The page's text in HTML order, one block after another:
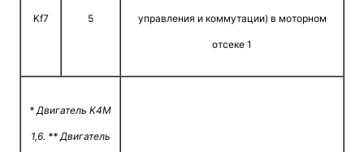
Kf7 5 управления и коммутации) в моторном
отсеке 1
* Двигатель K4M
1,6. ** Двигатель